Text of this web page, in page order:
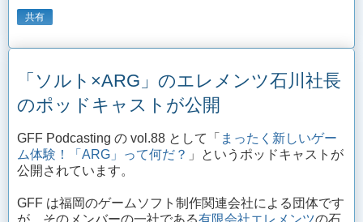
共有
「ソルト×ARG」のエレメンツ石川社長
のポッドキャストが公開
GFF Podcasting の vol.88 として「 まったく新しいゲー
ム体験！「ARG」って何だ？ 」というポッドキャストが
公開されています。
GFF は福岡のゲームソフト制作関連会社による団体です
が、そのメンバーの一社である有限会社エレメンツの石